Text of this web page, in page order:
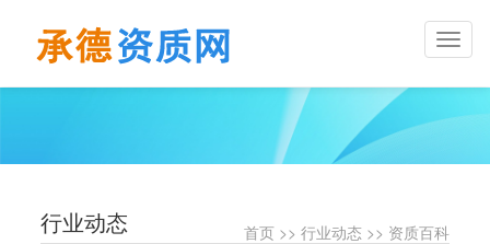
行业动态 首页>> 行业动态>> 资质百科